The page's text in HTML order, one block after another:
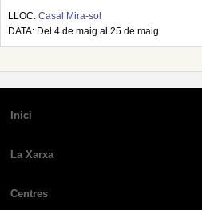
LLOC: Casal Mira-sol
DATA: Del 4 de maig al 25 de maig
Inici
La Xarxa
Centres